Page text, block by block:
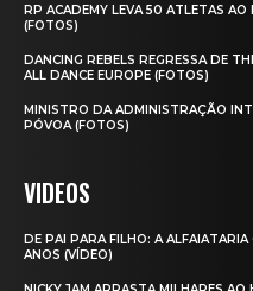
RP ACADEMY LEVA 50 ATLETAS AO
(FOTOS)
DANCING REBELS REGRESSA DE
ALL DANCE EUROPE (FOTOS)
MINISTRO DA ADMINISTRAÇÃO
PÓVOA (FOTOS)
VIDEOS
DE PAI PARA FILHO: A
ANOS (VÍDEO)